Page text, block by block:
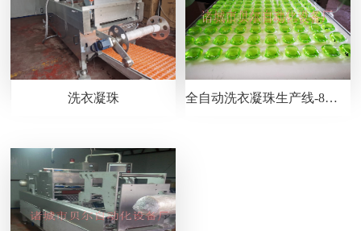
洗衣凝珠 全自动洗衣凝珠生产线-8克洗衣凝珠包装机视频